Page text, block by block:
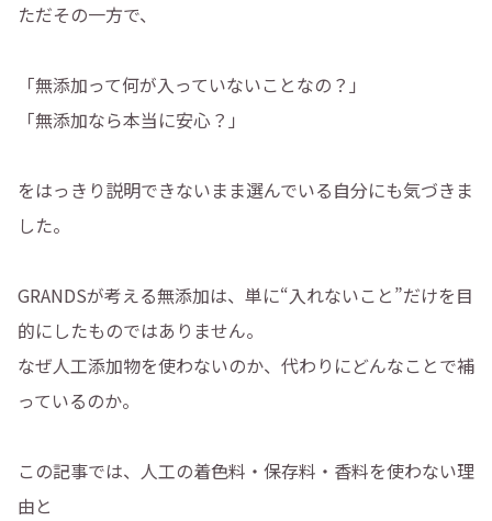
ただその一方で、
「無添加って何が入っていないことなの？」
「無添加なら本当に安心？」
をはっきり説明できないまま選んでいる自分にも気づきま
した。
GRANDSが考える無添加は、単に“入れないこと”だけを目
的にしたものではありません。
なぜ人工添加物を使わないのか、代わりにどんなことで補
っているのか。
この記事では、人工の着色料・保存料・香料を使わない理
由と